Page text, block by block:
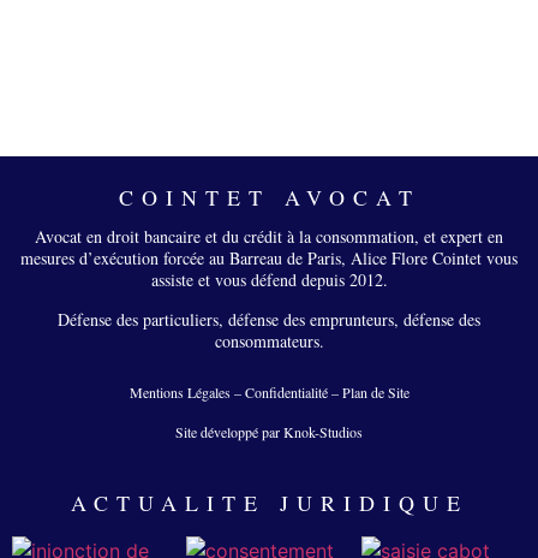
COINTET AVOCAT
Avocat en droit bancaire et du crédit à la consommation, et expert en
mesures d’exécution forcée au Barreau de Paris, Alice Flore Cointet vous
assiste et vous défend depuis 2012.
Défense des particuliers, défense des emprunteurs, défense des
consommateurs.
Mentions Légales–Confidentialité–Plan de Site
Site développé par Knok-Studios
ACTUALITE JURIDIQUE